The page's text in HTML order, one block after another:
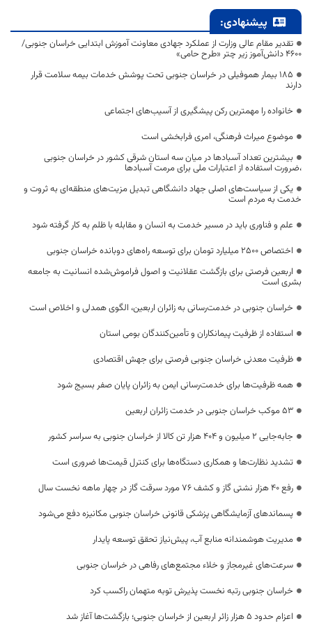
پیشنهادی:
تقدیر مقام عالی وزارت از عملکرد جهادی معاونت آموزش ابتدایی خراسان جنوبی/
۴۶۰۰ دانش‌آموز زیر چتر «طرح حامی»
۱۸۵ بیمار هموفیلی در خراسان جنوبی تحت پوشش خدمات بیمه سلامت قرار
دارند
خانواده را مهمترین رکن پیشگیری از آسیب‌های اجتماعی
موضوع میراث فرهنگی، امری فرابخشی است
بیشترین تعداد آسبادها در میان سه استان شرقی کشور در خراسان جنوبی
،ضرورت استفاده از اعتبارات ملی برای مرمت آسبادها
یکی از سیاست‌های اصلی جهاد دانشگاهی تبدیل مزیت‌های منطقه‌ای به ثروت و
خدمت به مردم است
علم و فناوری باید در مسیر خدمت به انسان و مقابله با ظلم به کار گرفته شود
اختصاص 2500 میلیارد تومان برای توسعه راه‌های دوبانده خراسان جنوبی
اربعین فرصتی برای بازگشت عقلانیت و اصول فراموش‌شده انسانیت به جامعه
بشری است
خراسان جنوبی در خدمت‌رسانی به زائران اربعین، الگوی همدلی و اخلاص است
استفاده از ظرفیت پیمانکاران و تأمین‌کنندگان بومی استان
ظرفیت معدنی خراسان جنوبی فرصتی برای جهش اقتصادی
همه ظرفیت‌ها برای خدمت‌رسانی ایمن به زائران پایان صفر بسیج شود
53 موکب خراسان جنوبی در خدمت زائران اربعین
جابه‌جایی 2 میلیون و 404 هزار تن کالا از خراسان جنوبی به سراسر کشور
تشدید نظارت‌ها و همکاری دستگاه‌ها برای کنترل قیمت‌ها ضروری است
رفع 40 هزار نشتی گاز و کشف 76 مورد سرقت گاز در چهار ماهه نخست سال
پسماندهای آزمایشگاهی پزشکی قانونی خراسان جنوبی مکانیزه دفع می‌شود
مدیریت هوشمندانه منابع آب، پیش‌نیاز تحقق توسعه پایدار
سرعت‌های غیرمجاز و خلاء مجتمع‌های رفاهی در خراسان جنوبی
خراسان جنوبی رتبه نخست پذیرش توبه متهمان راکسب کرد
اعزام حدود 5 هزار زائر اربعین از خراسان جنوبی؛ بازگشت‌ها آغاز شد